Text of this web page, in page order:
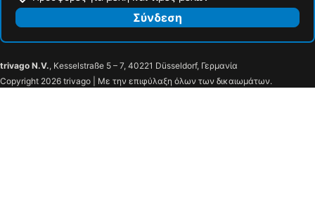
Σύνδεση
trivago N.V., Kesselstraße 5 – 7, 40221 Düsseldorf, Γερμανία
Copyright 2026 trivago | Με την επιφύλαξη όλων των δικαιωμάτων.